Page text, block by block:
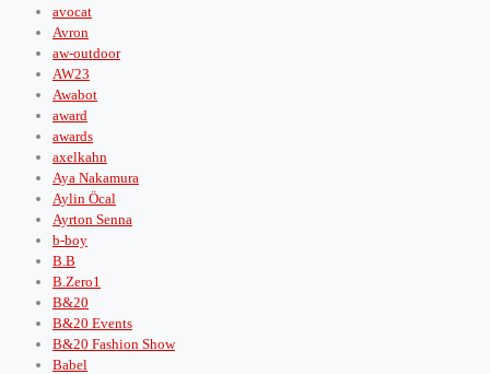
avocat
Avron
aw-outdoor
AW23
Awabot
award
awards
axelkahn
Aya Nakamura
Aylin Öcal
Ayrton Senna
b-boy
B.B
B.Zero1
B&20
B&20 Events
B&20 Fashion Show
Babel